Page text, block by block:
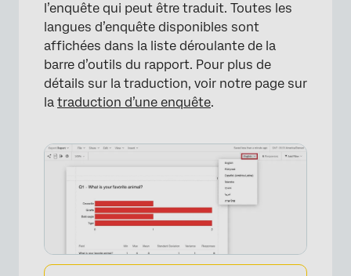
l’enquête qui peut être traduit. Toutes les
langues d’enquête disponibles sont
affichées dans la liste déroulante de la
barre d’outils du rapport. Pour plus de
détails sur la traduction, voir notre page sur
la traduction d’une enquête.